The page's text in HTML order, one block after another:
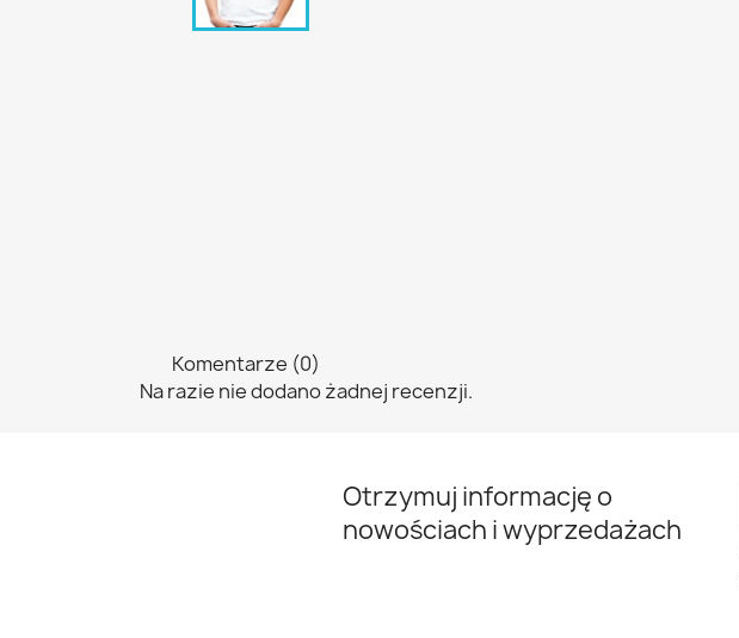
Komentarze (0)
Na razie nie dodano żadnej recenzji.
Otrzymuj informację o
nowościach i wyprzedażach